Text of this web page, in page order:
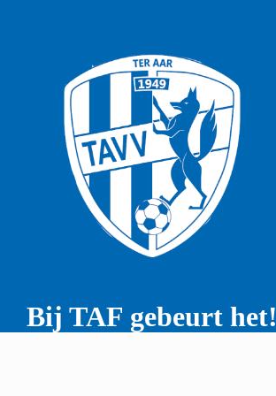
Bij TAF gebeurt het!